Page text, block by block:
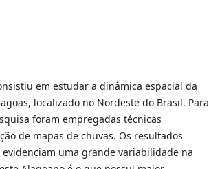
em estudar a dinâmica espacial da
localizado no Nordeste do Brasil. Para
foram empregadas técnicas
de mapas de chuvas. Os resultados
uma grande variabilidade na